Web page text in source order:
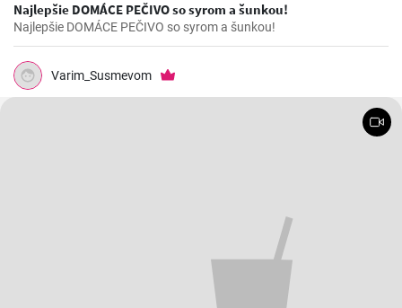
Najlepšie DOMÁCE PEČIVO so syrom a šunkou!
Najlepšie DOMÁCE PEČIVO so syrom a šunkou!
Varim_Susmevom